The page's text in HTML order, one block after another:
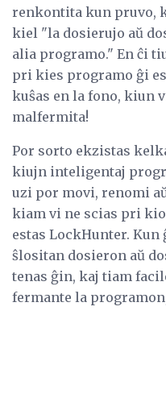
renkontita kun pruvo,
kiel "la dosierujo aŭ
alia programo." En ĉi
pri kies programo ĝi
kuŝas en la fono, kiun
malfermita!
Por sorto ekzistas
kiujn inteligentaj
uzi por movi, renomi
kiam vi ne scias pri
estas LockHunter.
ŝlositan dosieron aŭ
tenas ĝin, kaj tiam
fermante la